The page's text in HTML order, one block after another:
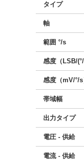
タイプ
軸
範囲 °/s
感度（LSB/(°/
感度（mV/°/s
帯域幅
出力タイプ
電圧 - 供給
電流 - 供給